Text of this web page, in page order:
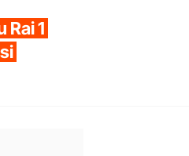
Rai 1